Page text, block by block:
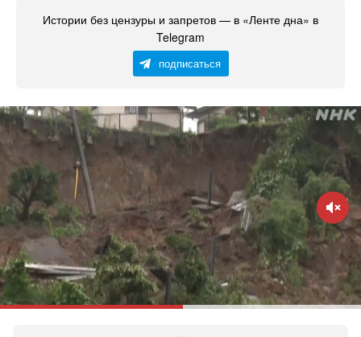
Истории без цензуры и запретов — в «Ленте дна» в
Telegram
подписаться